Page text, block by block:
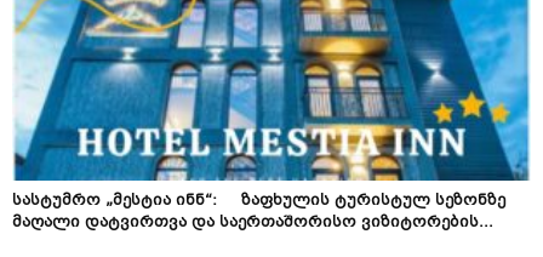
სასტუმრო „მესტია ინნ“: ზაფხულის ტურისტულ სეზონზე
მაღალი დატვირთვა და საერთაშორისო ვიზიტორების...